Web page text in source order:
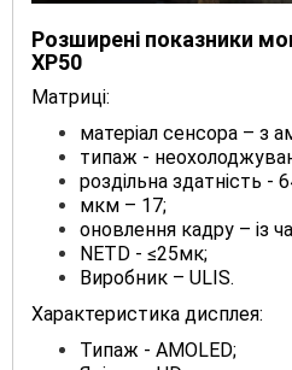
Розширені показники
XP50
Матриці:
матеріал сенсора – з
типаж -
роздільна здатність -
мкм – 17;
оновлення кадру – із
NETD - ≤25мк;
Виробник – ULIS.
Характеристика дисплея:
Типаж - AMOLED;